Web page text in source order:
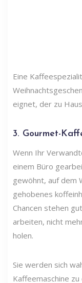
Eine
eignet, der zu
3. Gourmet-
Wenn Ihr
einem Büro
gewöhnt, auf dem
gehobenes
Chancen stehen
arbeiten, nicht
holen.
Sie werden sich
Kaffeemaschine